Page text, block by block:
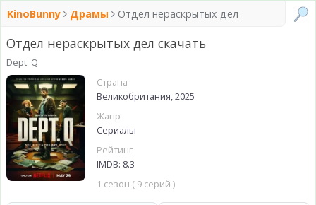
KinoBunny Драмы Отдел нераскрытых дел
Отдел нераскрытых дел скачать
Dept. Q
Страна
Великобритания, 2025
Жанр
Сериалы
Рейтинг
IMDB: 8.3
1 сезон ( 9 серий )